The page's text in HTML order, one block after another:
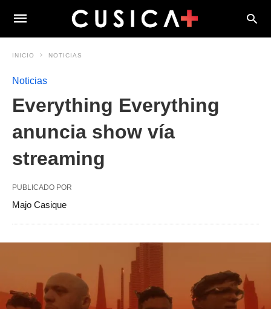
INICIO NOTICIAS
Noticias
Everything Everything
anuncia show vía
streaming
PUBLICADO POR
Majo Casique